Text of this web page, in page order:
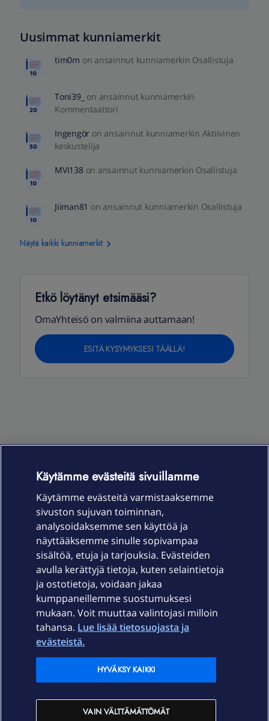
Uusimmat kunniamerkit
tim0m on ansainnut kunniamerkin Osallistuja
Toni39_ on ansainnut kunniamerkin
Kommentaattori
Ingengör on ansainnut kunniamerkin Aktiivinen
keskustelija
MVI138 on ansainnut kunniamerkin Osallistuja
Jiiman81 on ansainnut kunniamerkin Osallistuja
Näytä kaikki kunniamerkit
Etkö löytänyt etsimääsi?
OmaYhteisö on valmiina auttamaan!
ESITÄ KYSYMYKSESI TÄÄLLÄ!
OmaYhteisö-käyttöehdot Accessibility statement
Laitteet & liittymät
Palvelut
Elisa Oyj
Käytämme evästeitä sivuillamme
Käytämme evästeitä varmistaaksemme
sivuston sujuvan toiminnan,
analysoidaksemme sen käyttöä ja
näyttääksemme sinulle sopivampaa
sisältöä, etuja ja tarjouksia. Evästeiden
avulla kerättyjä tietoja, kuten selaintietoja
ja ostotietoja, voidaan jakaa
kumppaneillemme suostumuksesi
mukaan. Voit muuttaa valintojasi milloin
tahansa. Lue lisää tietosuojasta ja
evästeistä.
VAIN VÄLTTÄMÄTTÖMÄT
HYVÄKSY KAIKKI